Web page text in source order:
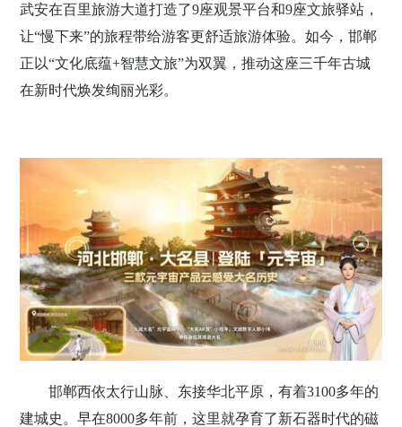
武安在百里旅游大道打造了9座观景平台和9座文旅驿站，
让“慢下来”的旅程带给游客更舒适旅游体验。如今，邯郸
正以“文化底蕴+智慧文旅”为双翼，推动这座三千年古城
在新时代焕发绚丽光彩。
邯郸西依太行山脉、东接华北平原，有着3100多年的
建城史。早在8000多年前，这里就孕育了新石器时代的磁